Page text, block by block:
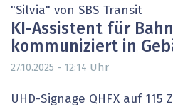
"Silvia" von SBS Transit
KI-Assistent für
kommuniziert in
27.10.2025 - 12:14 Uhr
UHD-Signage QHFX auf 115